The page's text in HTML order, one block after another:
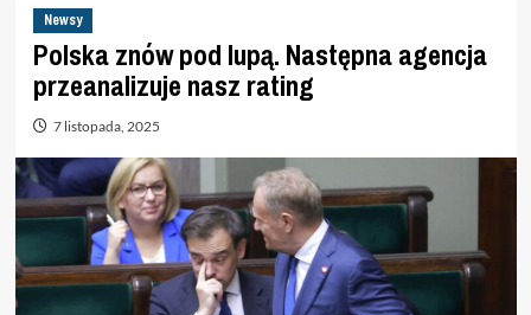
Newsy
Polska znów pod lupą. Następna agencja
przeanalizuje nasz rating
7 listopada, 2025